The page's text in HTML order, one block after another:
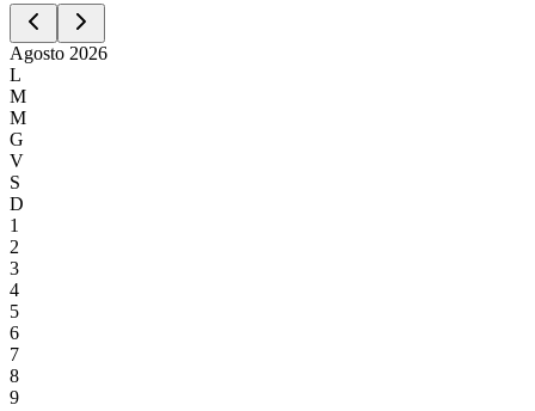
Agosto 2026
L
M
M
G
V
S
D
1
2
3
4
5
6
7
8
9